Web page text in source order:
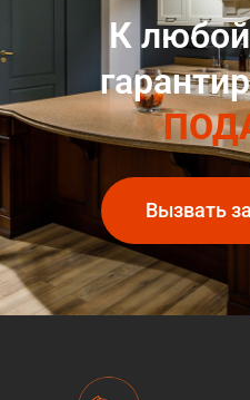
К
Вызвать